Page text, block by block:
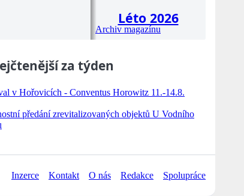
Léto 2026
Archiv magazínu
za týden
v Hořovicích - Conventus Horowitz 11.-14.8.
předání zrevitalizovaných objektů U Vodního
Inzerce Kontakt O nás Redakce Spolupráce